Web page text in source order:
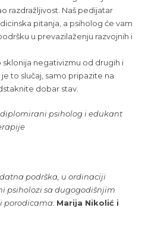
razdražljivost. Naš pedijatar
pitanja, a psiholog će vam
u prevazilaženju razvojnih i
sklonija negativizmu od drugih i
to slučaj, samo pripazite na
dobar stav.
psiholog i edukant
podrška, u ordinaciji
psiholozi sa dugogodišnjim
porodicama: Marija Nikolić i